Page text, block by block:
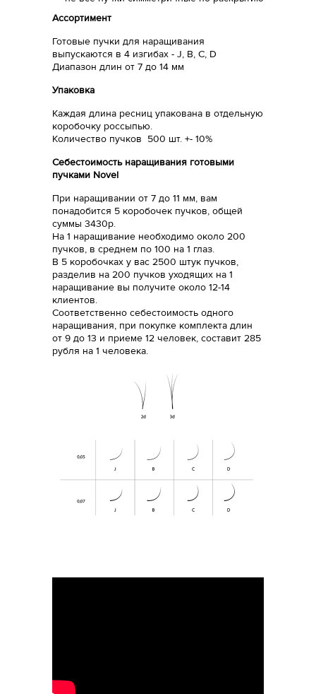
Ассортимент
Готовые пучки для наращивания
выпускаются в 4 изгибах - J, B, C, D
Диапазон длин от 7 до 14 мм
Упаковка
Каждая длина ресниц упакована в отдельную
коробочку россыпью.
Количество пучков 500 шт. +- 10%
Себестоимость наращивания готовыми
пучками Novel
При наращивании от 7 до 11 мм, вам
понадобится 5 коробочек пучков, общей
суммы 3430р.
На 1 наращивание необходимо около 200
пучков, в среднем по 100 на 1 глаз.
В 5 коробочках у вас 2500 штук пучков,
разделив на 200 пучков уходящих на 1
наращивание вы получите около 12-14
клиентов.
Соответственно себестоимость одного
наращивания, при покупке комплекта длин
от 9 до 13 и приеме 12 человек, составит 285
рубля на 1 человека.